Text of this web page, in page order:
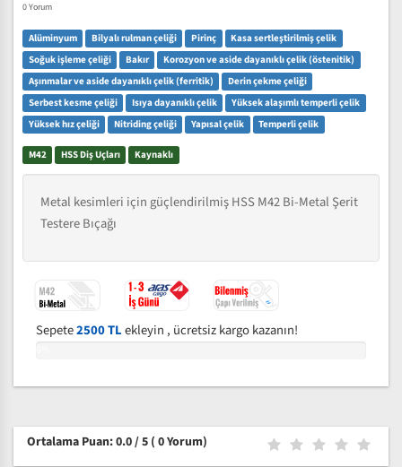
0 Yorum
Alüminyum Bilyalı rulman çeliği Pirinç
Kasa sertleştirilmiş çelik
Soğuk işleme çeliği
Bakır
Korozyon ve aside dayanıklı çelik (östenitik)
Aşınmalar ve aside dayanıklı çelik (ferritik)
Derin çekme çeliği
Serbest kesme çeliği
Isıya dayanıklı çelik
Yüksek alaşımlı temperli çelik
Yüksek hız çeliği
Nitriding çeliği Yapısal çelik Temperli çelik
M42 HSS Diş Uçları Kaynaklı
Metal kesimleri için güçlendirilmiş HSS M42 Bi-Metal Şerit
Testere Bıçağı
Sepete2500 TLekleyin , ücretsiz kargo kazanın!
Ortalama Puan: 0.0 / 5 ( 0 Yorum)